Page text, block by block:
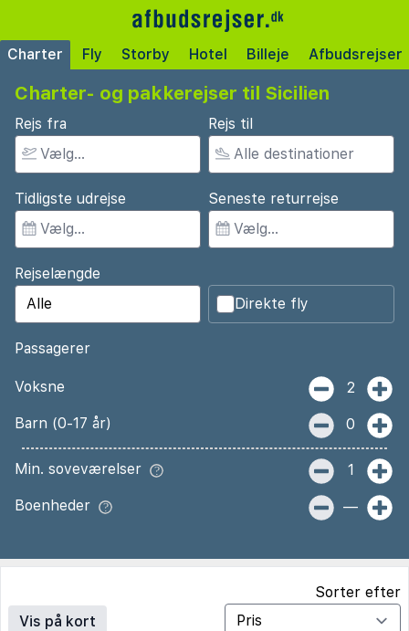
Charter Fly Storby Hotel Billeje Afbudsrejser
Charter- og pakkerejser til Sicilien
Rejs fra Rejs til
Tidligste udrejse Seneste returrejse
Rejselængde
Direkte fly
Passagerer
Voksne 2
Barn (0-17 år) 0
Min. soveværelser 1
Boenheder —
Vis på kort
Sorter efter